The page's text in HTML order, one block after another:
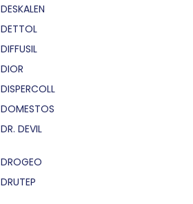
DESKALEN
DETTOL
DIFFUSIL
DIOR
DISPERCOLL
DOMESTOS
DR. DEVIL
DROGEO
DRUTEP